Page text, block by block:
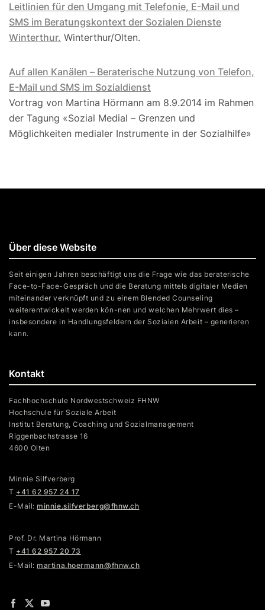
Leitlinien für den Umgang mit Telefonie, E-Mail und
SMS im Beratungskontext der Sozialen Dienste
Winterthur. Winterthur/Olten.
Auf allen Kanälen – Beraterische Nutzung von Telefon,
E-Mail und SMS im Sozialdienst
Vortrag von Martina Hörmann am 8.9.2014 im Rahmen
der Tagung «Sozial Medial – Grenzen und
Möglichkeiten media­ler Instrumente in der Sozialhilfe»
Kontakt
Fachhochschule Nordwestschweiz FHNW
Hochschule für Soziale Arbeit
Institut Beratung, Coaching und Sozialmanagement
Riggenbachstrasse 16
4600 Olten
Minnie Silfverberg
T +41 62 957 24 17
E-Mail:minnie.silfverberg@fhnw.ch
Prof. Dr. Martina Hörmann
T +41 62 957 20 73
E-Mail:martina.hoermann@fhnw.ch
Über diese Website
Seit einigen Jahren beschäftigt uns die Frage wie das beraterische
Face-to-Face-Gespräch und die Beratung mittels digitaler Medien
miteinander verknüpft und zu einem Blended Counseling
weiterentwickelt werden kön-nen und welchen Mehrwert dies –
insbesondere in Handlungsfeldern der Sozialen Arbeit – generieren
kann.